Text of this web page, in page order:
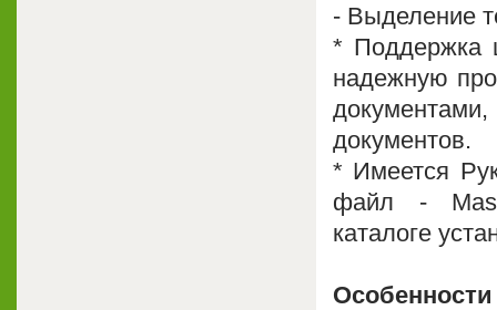
- Выделение
* Поддержка
надежную
документов.
* Имеется
файл -
каталоге